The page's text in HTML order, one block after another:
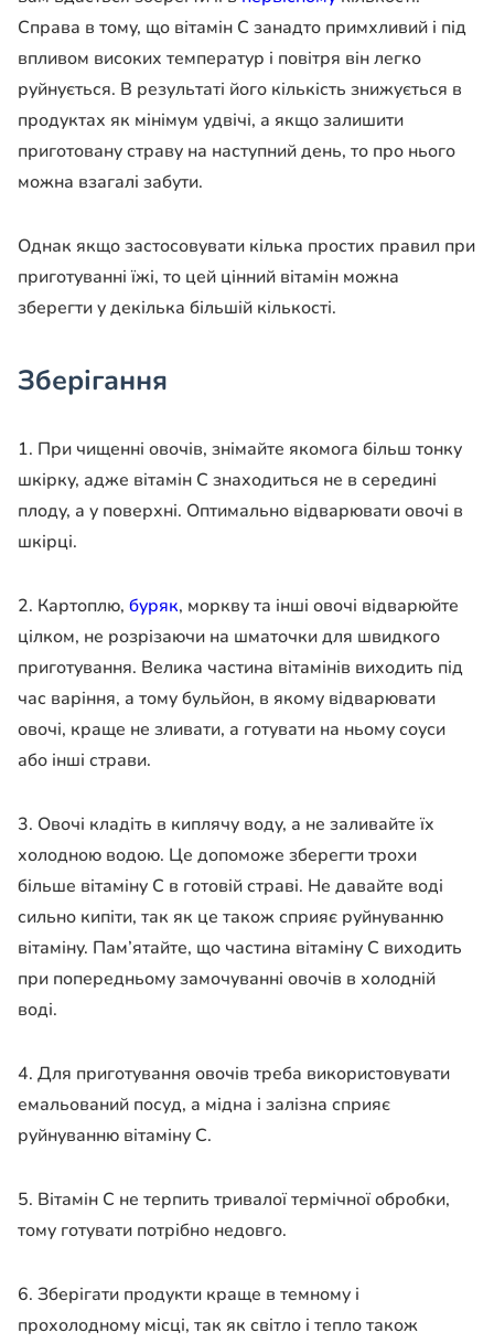
Справа в тому, що вітамін С занадто примхливий і під
впливом високих температур і повітря він легко
руйнується. В результаті його кількість знижується в
продуктах як мінімум удвічі, а якщо залишити
приготовану страву на наступний день, то про нього
можна взагалі забути.
Однак якщо застосовувати кілька простих правил при
приготуванні їжі, то цей цінний вітамін можна
зберегти у декілька більшій кількості.
Зберігання
1. При чищенні овочів, знімайте якомога більш тонку
шкірку, адже вітамін С знаходиться не в середині
плоду, а у поверхні. Оптимально відварювати овочі в
шкірці.
2. Картоплю, буряк, моркву та інші овочі відварюйте
цілком, не розрізаючи на шматочки для швидкого
приготування. Велика частина вітамінів виходить під
час варіння, а тому бульйон, в якому відварювати
овочі, краще не зливати, а готувати на ньому соуси
або інші страви.
3. Овочі кладіть в киплячу воду, а не заливайте їх
холодною водою. Це допоможе зберегти трохи
більше вітаміну С в готовій страві. Не давайте воді
сильно кипіти, так як це також сприяє руйнуванню
вітаміну. Пам’ятайте, що частина вітаміну С виходить
при попередньому замочуванні овочів в холодній
воді.
4. Для приготування овочів треба використовувати
емальований посуд, а мідна і залізна сприяє
руйнуванню вітаміну С.
5. Вітамін С не терпить тривалої термічної обробки,
тому готувати потрібно недовго.
6. Зберігати продукти краще в темному і
прохолодному місці, так як світло і тепло також